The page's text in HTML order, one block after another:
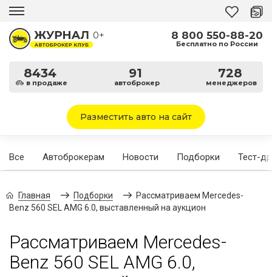
0+
8434
в продаже
91
автоброкер
728
менеджеров
8 800 550-88-20
Бесплатно по России
Разместить авто на сайт
Все Автоброкерам Новости Подборки Тест-
Главная Подборки
Рассматриваем Mercedes-
Benz 560 SEL AMG 6.0, выставленный на аукцион
Рассматриваем Mercedes-
Benz 560 SEL AMG 6.0,